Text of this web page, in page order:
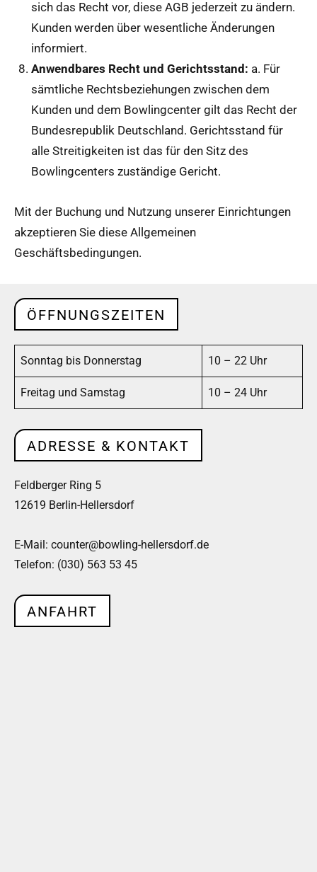
sich das Recht vor, diese AGB jederzeit zu ändern.
Kunden werden über wesentliche Änderungen
informiert.
Anwendbares Recht und Gerichtsstand: a. Für
sämtliche Rechtsbeziehungen zwischen dem
Kunden und dem Bowlingcenter gilt das Recht der
Bundesrepublik Deutschland. Gerichtsstand für
alle Streitigkeiten ist das für den Sitz des
Bowlingcenters zuständige Gericht.
Mit der Buchung und Nutzung unserer Einrichtungen
akzeptieren Sie diese Allgemeinen
Geschäftsbedingungen.
ÖFFNUNGSZEITEN
Sonntag bis Donnerstag 10 – 22 Uhr
Freitag und Samstag 10 – 24 Uhr
ADRESSE & KONTAKT
Feldberger Ring 5
12619 Berlin-Hellersdorf
E-Mail: counter@bowling-hellersdorf.de
Telefon: (030) 563 53 45
ANFAHRT